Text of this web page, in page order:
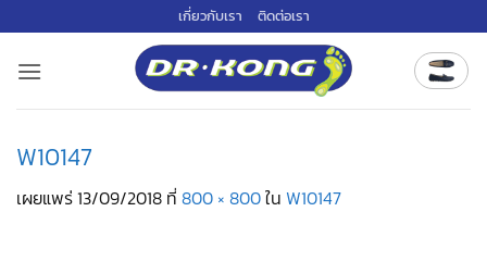
ไป
เกี่ยวกับเรา ติดต่อเรา
W10147
เผยแพร่13/09/2018 ที่ 800 × 800ใน W10147